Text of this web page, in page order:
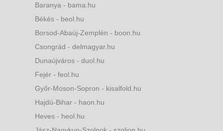
Baranya - bama.hu
Békés - beol.hu
Borsod-Abaúj-Zemplén - boon.hu
Csongrád - delmagyar.hu
Dunaújváros - duol.hu
Fejér - feol.hu
Győr-Moson-Sopron - kisalfold.hu
Hajdú-Bihar - haon.hu
Heves - heol.hu